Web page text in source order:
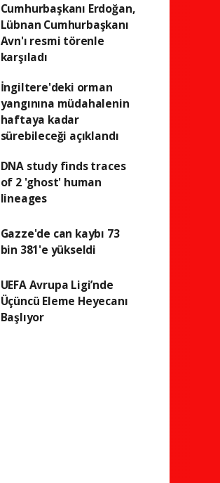
Cumhurbaşkanı Erdoğan,
Lübnan Cumhurbaşkanı
Avn'ı resmi törenle
karşıladı
İngiltere'deki orman
yangınına müdahalenin
haftaya kadar
sürebileceği açıklandı
DNA study finds traces
of 2 'ghost' human
lineages
Gazze'de can kaybı 73
bin 381'e yükseldi
UEFA Avrupa Ligi’nde
Üçüncü Eleme Heyecanı
Başlıyor